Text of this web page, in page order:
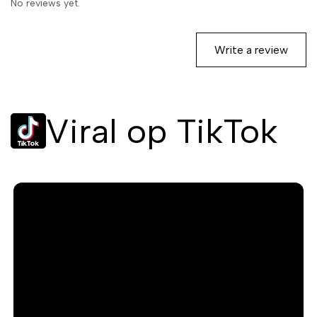
No reviews yet.
Write a review
Viral op TikTok